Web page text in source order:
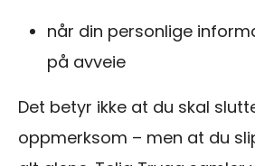
når din personlige
på avveie
Det betyr ikke at du skal
oppmerksom – men at du